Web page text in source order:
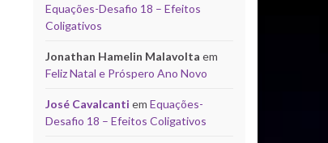
Equações-Desafio 18 – Efeitos
Coligativos
Jonathan Hamelin Malavolta em
Feliz Natal e Próspero Ano Novo
José Cavalcanti em Equações-
Desafio 18 – Efeitos Coligativos